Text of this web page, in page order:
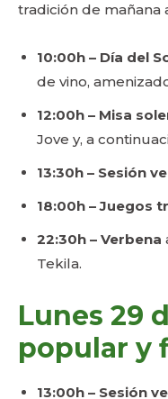
tradición de mañana
10:00h – Día del
de vino,
12:00h – Misa
Jove y, a
13:30h – Sesión
18:00h – Juegos
22:30h – Verbena
Tekila.
Lunes 29
popular y
13:00h – Sesión